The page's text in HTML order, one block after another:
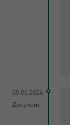
05.06.2026
Документ